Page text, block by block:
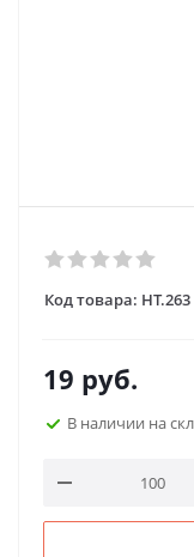
Код товара: HT.263
19 руб.
В наличии на